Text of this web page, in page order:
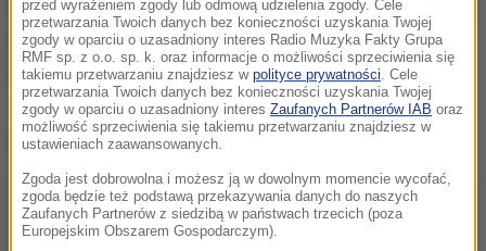
W karambolu ucierpiało 15 osób, 10 trafiło do szpitali.
Poszkodowanych z samochodów wyciągali
strażacy. Kierowca był trzeźwy.
Dalsza część artykułu pod materiałem video:
przed wyrażeniem zgody lub odmową udzielenia zgody. Cele
przetwarzania Twoich danych bez konieczności uzyskania Twojej
zgody w oparciu o uzasadniony interes Radio Muzyka Fakty Grupa
RMF sp. z o.o. sp. k. oraz informacje o możliwości sprzeciwienia się
takiemu przetwarzaniu znajdziesz w polityce prywatności . Cele
przetwarzania Twoich danych bez konieczności uzyskania Twojej
zgody w oparciu o uzasadniony interes Zaufanych Partnerów IAB oraz
możliwość sprzeciwienia się takiemu przetwarzaniu znajdziesz w
ustawieniach zaawansowanych.
Zgoda jest dobrowolna i możesz ją w dowolnym momencie wycofać,
zgoda będzie też podstawą przekazywania danych do naszych
Zaufanych Partnerów z siedzibą w państwach trzecich (poza
Europejskim Obszarem Gospodarczym).